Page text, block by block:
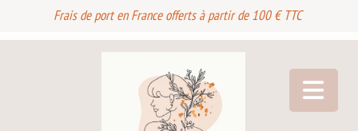
Frais de port en France offerts à partir de 100 € TTC